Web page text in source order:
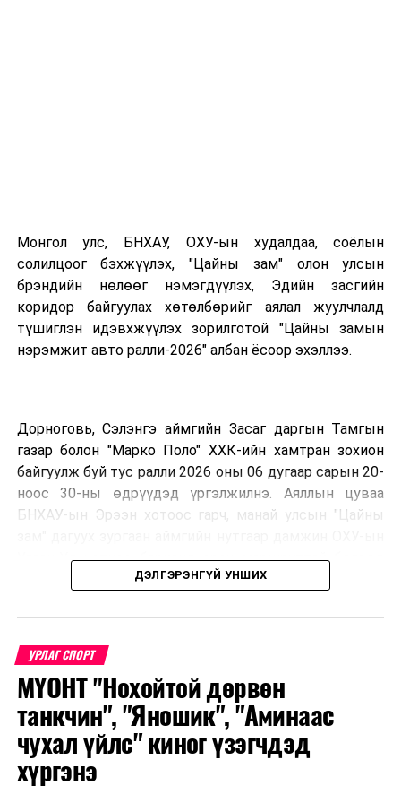
ДАРААХ МЭДЭЭ
“Эмээлтийн хөнгөн үйлдвэрийн үйлдвэрлэл,
технологийн парк”-ын нэрийг өөрчлөх асуудлыг
танилцуулав
Энэ онд нийслэлд 131.4 га талбайг ойжуулна
Монгол улс, БНХАУ, ОХУ-ын худалдаа, соёлын
солилцоог бэхжүүлэх, "Цайны зам" олон улсын
брэндийн нөлөөг нэмэгдүүлэх, Эдийн засгийн
коридор байгуулах хөтөлбөрийг аялал жуулчлалд
түшиглэн идэвхжүүлэх зорилготой "Цайны замын
нэрэмжит авто ралли-2026" албан ёсоор эхэллээ.
Дорноговь, Сэлэнгэ аймгийн Засаг даргын Тамгын
газар болон "Марко Поло" ХХК-ийн хамтран зохион
байгуулж буй тус ралли 2026 оны 06 дугаар сарын 20-
ноос 30-ны өдрүүдэд үргэлжилнэ. Аяллын цуваа
БНХАУ-ын Эрээн хотоос гарч, манай улсын "Цайны
Улаан-Үд хотноо барианд орох маршруттай бөгөөд
улс тус бүрээс авто спорт сонирхогч тамирчдын 10
хэвлэл мэдээллийн төлөөлөл оролцож байна.
Тус автомашинтай брэнд аяллыг зохион байгуулах
шийдвэрийг гурван орны Аялал жуулчлалын сайд
нарын 2025 онд Дархан-Уул аймагт хийсэн IX
уулзалтын үеэр гаргасан бөгөөд энэхүү санаачилгыг
Монголын улсын талаас ийнхүү ажил хэрэг болгож
ДЭЛГЭРЭНГҮЙ УНШИХ
УРЛАГ СПОРТ
МҮОНТ "Нохойтой дөрвөн
танкчин", "Яношик", "Аминаас
чухал үйлс" киног үзэгчдэд
хүргэнэ